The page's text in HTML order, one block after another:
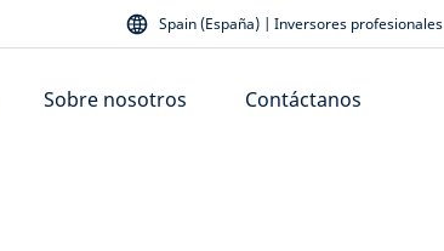
Spain (España) | Inversores profesionales
Sobre nosotros Contáctanos